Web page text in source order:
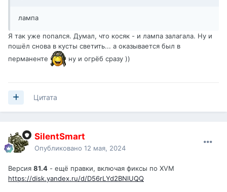
лампа
Я так уже попался. Думал, что косяк - и лампа залагала. Ну и
пошёл снова в кусты светить... а оказывается был в
перманенте
ну и огрёб сразу ))
Цитата
SilentSmart
Опубликовано 12 мая, 2024
Версия 81.4 - ещё правки, включая фиксы по XVM
https://disk.yandex.ru/d/D56rLYd2BNlUQQ